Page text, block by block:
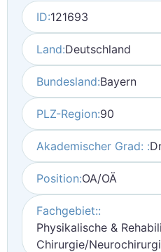
ID:121693
Land:Deutschland
Bundesland:Bayern
PLZ-Region:90
Akademischer Grad: :
Position:OA/OÄ
Fachgebiet::
Physikalische &
Chirurgie/